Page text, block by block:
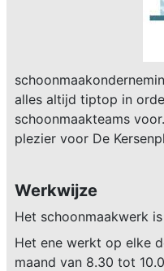
alles altijd tiptop in
schoonmaakteams
plezier voor De
Werkwijze
Het schoonmaakwerk
Het ene werkt op elke
maand van 8.30 tot